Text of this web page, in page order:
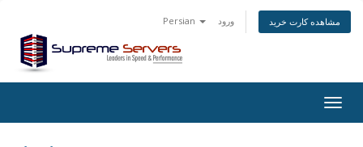
Persian ورود مشاهده کارت خرید